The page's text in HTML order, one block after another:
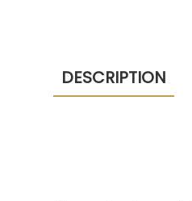
DESCRIPTION